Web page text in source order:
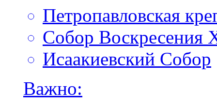
Петропавловская
Собор Воскресения
Исаакиевский Собор
Важно: